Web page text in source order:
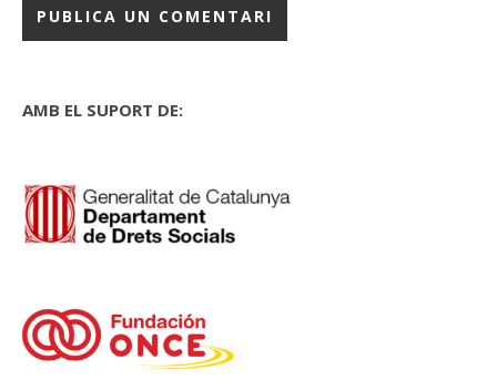
AMB EL SUPORT DE: